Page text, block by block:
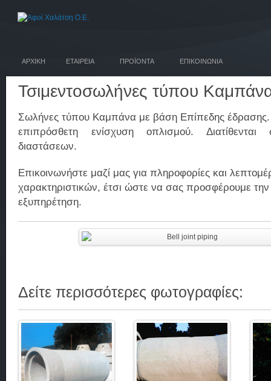
ΑΡΧΙΚΗ ΕΤΑΙΡΕΙΑ ΠΡΟΪΟΝΤΑ ΕΠΙΚΟΙΝΩΝΙΑ
Τσιμεντοσωλήνες τύπου
Σωλήνες τύπου Καμπάνα με βάση Επίπεδης έδρασης.
επιπρόσθετη ενίσχυση οπλισμού.
διαστάσεων.
Επικοινωνήστε μαζί μας για πληροφορίες και
χαρακτηριστικών, έτσι ώστε να σας προσφέρουμε
εξυπηρέτηση.
Δείτε περισσότερες φωτογραφίες: